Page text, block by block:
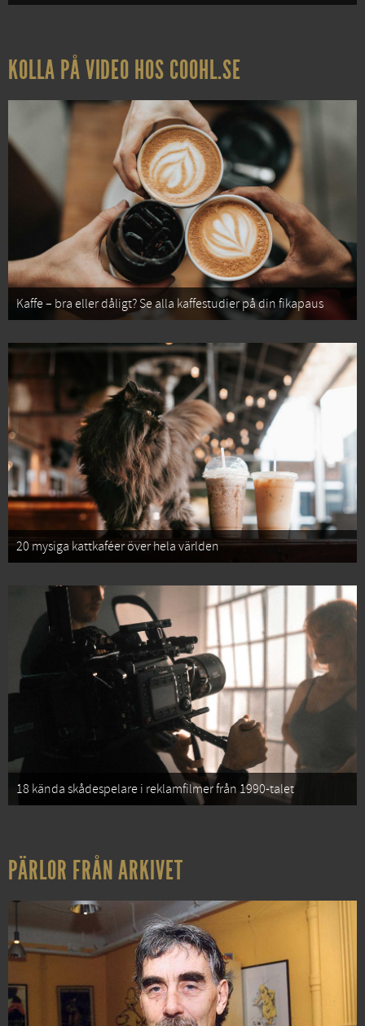
KOLLA PÅ VIDEO HOS COOHL.SE
Kaffe – bra eller dåligt? Se alla kaffestudier på din fikapaus
20 mysiga kattkaféer över hela världen
18 kända skådespelare i reklamfilmer från 1990-talet
PÄRLOR FRÅN ARKIVET